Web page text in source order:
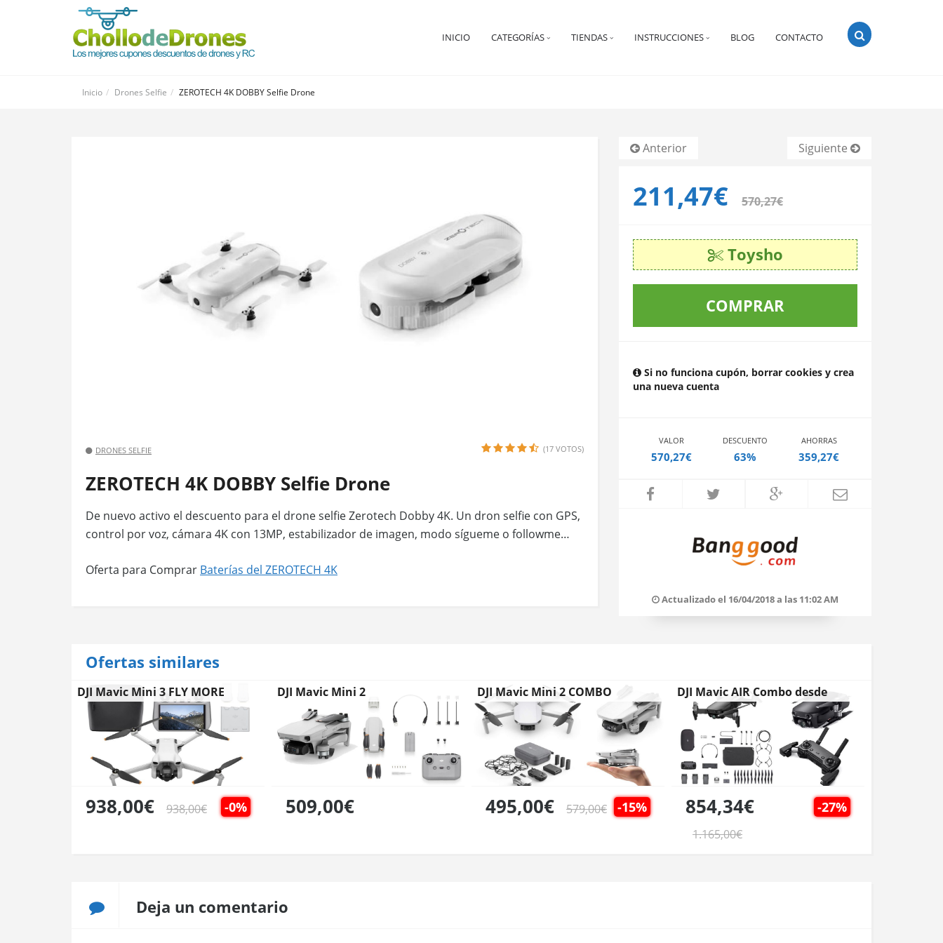
INICIO CATEGORÍAS TIENDAS INSTRUCCIONES BLOG CONTACTO
Inicio Drones Selfie ZEROTECH 4K DOBBY Selfie Drone
Anterior Siguiente
DRONES SELFIE (17 VOTOS)
ZEROTECH 4K DOBBY Selfie Drone
De nuevo activo el descuento para el drone selfie Zerotech Dobby 4K. Un dron selfie con GPS,
control por voz, cámara 4K con 13MP, estabilizador de imagen, modo sígueme o followme…
Oferta para Comprar Baterías del ZEROTECH 4K
211,47€ 570,27€
Toysho
COMPRAR
Si no funciona cupón, borrar cookies y crea
una nueva cuenta
VALOR
570,27€
DESCUENTO
63%
AHORRAS
359,27€
Actualizado el 16/04/2018 a las 11:02 AM
Ofertas similares
DJI Mavic Mini 3 FLY MORE
COMBO
-0%
938,00€ 938,00€
DJI Mavic Mini 2
509,00€
DJI Mavic Mini 2 COMBO
-15%
495,00€ 579,00€
DJI Mavic AIR Combo desde
España
-27%
854,34€
1.165,00€
Deja un comentario